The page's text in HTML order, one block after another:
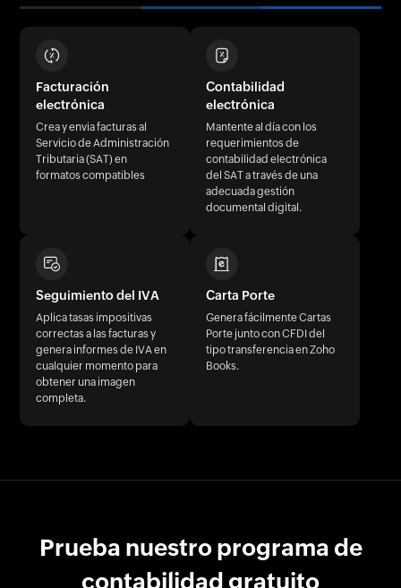
Facturación
electrónica
Crea y envia facturas al
Servicio de Administración
Tributaria (SAT) en
formatos compatibles
Contabilidad
electrónica
Mantente al día con los
requerimientos de
contabilidad electrónica
del SAT a través de una
adecuada gestión
documental digital.
Seguimiento del IVA
Aplica tasas impositivas
correctas a las facturas y
genera informes de IVA en
cualquier momento para
obtener una imagen
completa.
Carta Porte
Genera fácilmente Cartas
Porte junto con CFDI del
tipo transferencia en Zoho
Books.
Prueba nuestro programa de
contabilidad gratuito